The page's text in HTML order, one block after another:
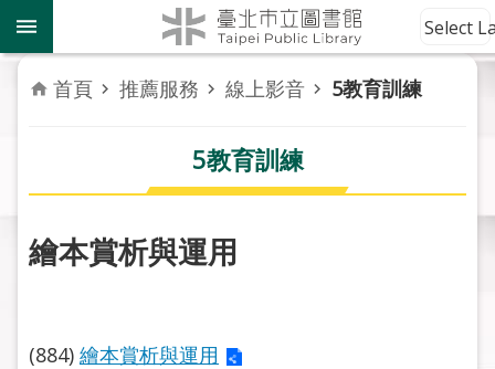
跳到主要內容區塊
到
館
資
訊
者
務
報
Select
首頁 推薦服務 線上影音 5教育訓練
5教育訓練
繪本賞析與運用
(884) 繪本賞析與運用